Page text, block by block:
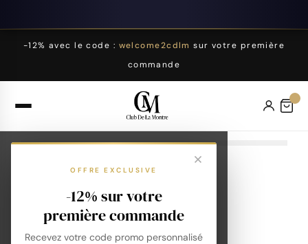
-12% avec le code : welcome2cdlm sur votre première
commande
OFFRE EXCLUSIVE
-12% sur votre
première commande
Recevez votre code promo personnalisé